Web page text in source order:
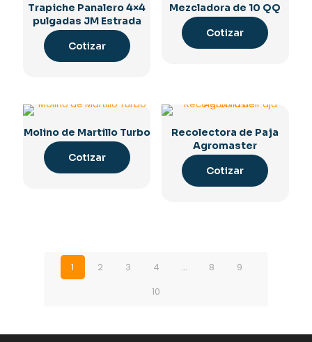
Trapiche Panalero 4×4
pulgadas JM Estrada
Cotizar
Mezcladora de 10 QQ
Cotizar
Molino de Martillo Turbo
Cotizar
Recolectora de Paja
Agromaster
Cotizar
1 2 3 4 … 8
9
10